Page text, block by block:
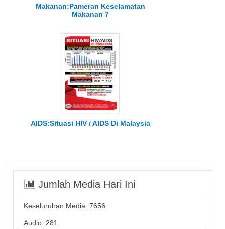
Makanan:Pameran Keselamatan
Makanan 7
AIDS:Situasi HIV / AIDS Di Malaysia
Jumlah Media Hari Ini
Keseluruhan Media: 7656
Audio: 281